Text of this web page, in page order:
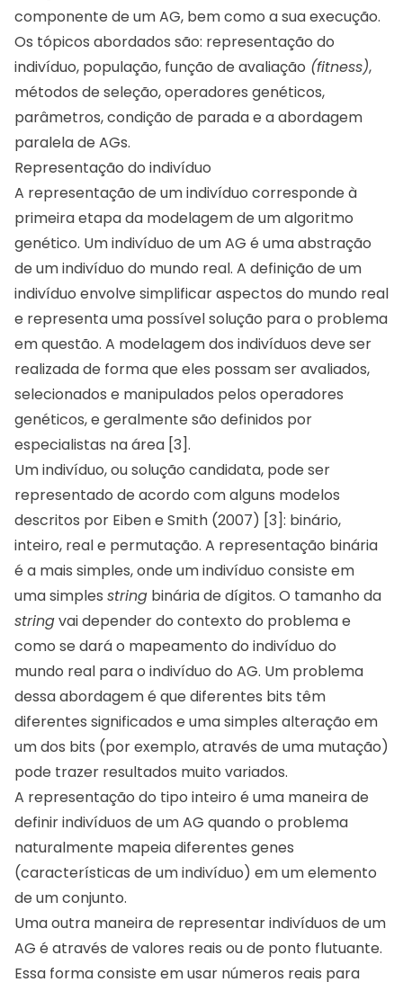
componente de um AG, bem como a sua execução.
Os tópicos abordados são: representação do
indivíduo, população, função de avaliação (fitness),
métodos de seleção, operadores genéticos,
parâmetros, condição de parada e a abordagem
paralela de AGs.
Representação do indivíduo
A representação de um indivíduo corresponde à
primeira etapa da modelagem de um algoritmo
genético. Um indivíduo de um AG é uma abstração
de um indivíduo do mundo real. A definição de um
indivíduo envolve simplificar aspectos do mundo real
e representa uma possível solução para o problema
em questão. A modelagem dos indivíduos deve ser
realizada de forma que eles possam ser avaliados,
selecionados e manipulados pelos operadores
genéticos, e geralmente são definidos por
especialistas na área [3].
Um indivíduo, ou solução candidata, pode ser
representado de acordo com alguns modelos
descritos por Eiben e Smith (2007) [3]: binário,
inteiro, real e permutação. A representação binária
é a mais simples, onde um indivíduo consiste em
uma simples string binária de dígitos. O tamanho da
stringvai depender do contexto do problema e
como se dará o mapeamento do indivíduo do
mundo real para o indivíduo do AG. Um problema
dessa abordagem é que diferentes bits têm
diferentes significados e uma simples alteração em
um dos bits (por exemplo, através de uma mutação)
pode trazer resultados muito variados.
A representação do tipo inteiro é uma maneira de
definir indivíduos de um AG quando o problema
naturalmente mapeia diferentes genes
(características de um indivíduo) em um elemento
de um conjunto.
Uma outra maneira de representar indivíduos de um
AG é através de valores reais ou de ponto flutuante.
Essa forma consiste em usar números reais para